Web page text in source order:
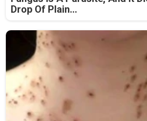
Drop Of Plain...